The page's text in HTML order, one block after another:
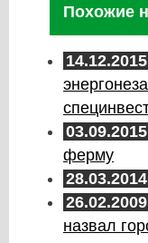
Похожие
14.12.2015
03.09.2015
ферму
28.03.2014
26.02.2009
назвал